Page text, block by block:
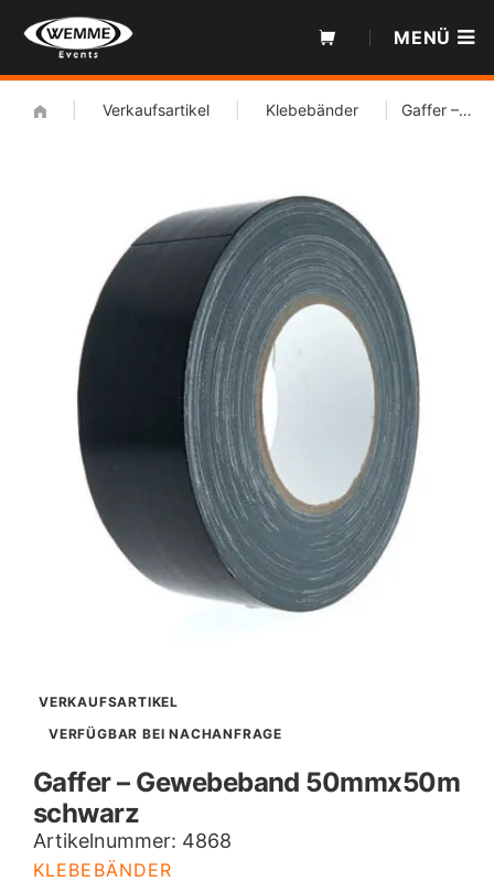
Inhalt
MENÜ
Verkaufsartikel Klebebänder Gaffer – Gewebeband 50mmx50m schwarz
VERKAUFSARTIKEL
VERFÜGBAR BEI NACHANFRAGE
Gaffer – Gewebeband 50mmx50m
schwarz
Artikelnummer: 4868
KLEBEBÄNDER